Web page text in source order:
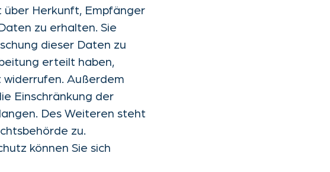
Herkunft, Empfänger
zu erhalten. Sie
dieser Daten zu
erteilt haben,
widerrufen. Außerdem
Einschränkung der
Des Weiteren steht
zu.
können Sie sich